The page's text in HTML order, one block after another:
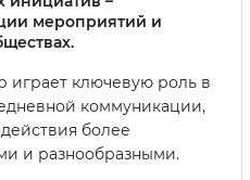
мероприятий и
играет ключевую роль в
коммуникации,
более
и разнообразными.